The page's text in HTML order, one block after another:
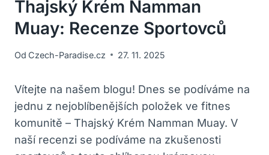
Thajský Krém Namman
Muay: Recenze Sportovců
Od Czech-Paradise.cz 27. 11. 2025
Vítejte na našem blogu! Dnes se podíváme na
jednu z nejoblíbenějších položek ve fitnes
komunitě – Thajský Krém Namman Muay. V
naší recenzi se podíváme na zkušenosti